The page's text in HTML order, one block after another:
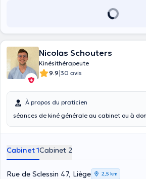
Nicolas Schouters
Kinésithérapeute
9.9|30 avis
À propos du praticien
séances de kiné générale au cabinet ou à
Cabinet 1Cabinet 2
Rue de Sclessin 47, Liège 2,5 km